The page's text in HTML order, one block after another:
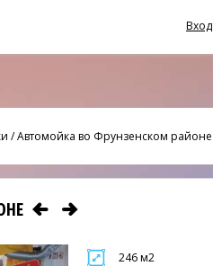
Вход
/Автомойка во Фрунзенском районе
246 м2